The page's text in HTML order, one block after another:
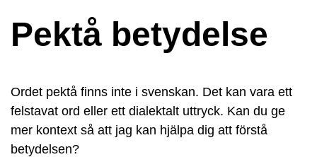
Pektå betydelse
Ordet pektå finns inte i svenskan. Det kan vara ett
felstavat ord eller ett dialektalt uttryck. Kan du ge
mer kontext så att jag kan hjälpa dig att förstå
betydelsen?